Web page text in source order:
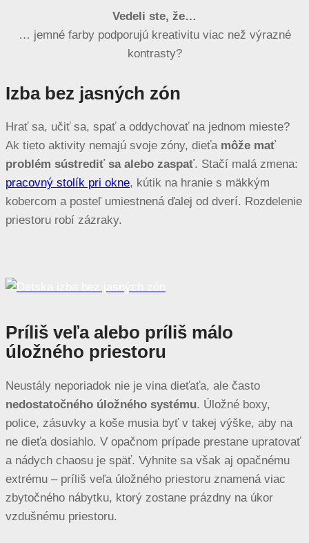
Vedeli ste, že…
… jemné farby podporujú kreativitu viac než výrazné
kontrasty?
Izba bez jasných zón
Hrať sa, učiť sa, spať a oddychovať na jednom mieste?
Ak tieto aktivity nemajú svoje zóny, dieťa môže mať
problém sústrediť sa alebo zaspať. Stačí malá zmena:
pracovný stolík pri okne, kútik na hranie s mäkkým
kobercom a posteľ umiestnená ďalej od dverí. Rozdelenie
priestoru robí zázraky.
Príliš veľa alebo príliš málo
úložného priestoru
Neustály neporiadok nie je vina dieťaťa, ale často
nedostatočného úložného systému. Úložné boxy,
police, zásuvky a koše musia byť v takej výške, aby na
ne dieťa dosiahlo. V opačnom prípade prestane upratovať
a nádych chaosu je späť. Vyhnite sa však aj opačnému
extrému – príliš veľa úložného priestoru znamená viac
zbytočného nábytku, ktorý zostane prázdny na úkor
vzdušnému priestoru.